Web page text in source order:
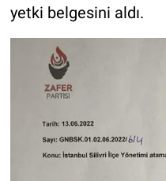
yetki belgesini aldı.